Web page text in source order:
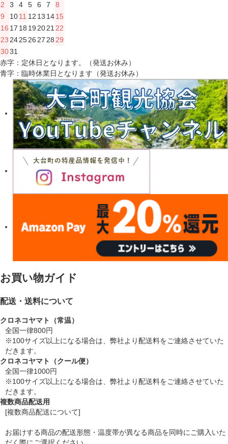
2
3 4 5 6 7
8
9
1011 12 13 1415
16 17 18 19 2021 22
23 242526 27 28 29
3031
赤字：定休日となります。（発送お休み）
青字：臨時休業日となります（発送お休み）
お買い物ガイド
配送・送料について
クロネコヤマト（常温）
全国一律800円
※100サイズ以上になる場合は、弊社より配送料をご連絡させていた
だきます。
クロネコヤマト（クール便）
全国一律1000円
※100サイズ以上になる場合は、弊社より配送料をご連絡させていた
だきます。
複数商品配送用
[複数商品配送について]
お届けする商品の配送形態・温度帯が異なる商品を同時にご購入いた